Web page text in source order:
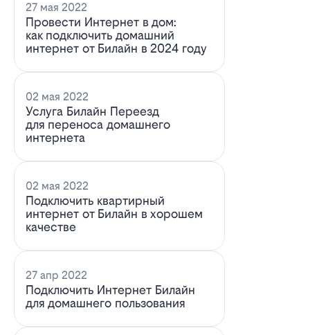
27 мая 2022
Провести Интернет в дом:
как подключить домашний
интернет от Билайн в 2024 году
02 мая 2022
Услуга Билайн Переезд
для переноса домашнего
интернета
02 мая 2022
Подключить квартирный
интернет от Билайн в хорошем
качестве
27 апр 2022
Подключить Интернет Билайн
для домашнего пользования